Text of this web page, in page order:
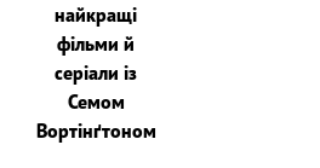
найкращі
фільми й
серіали із
Семом
Вортінґтоном